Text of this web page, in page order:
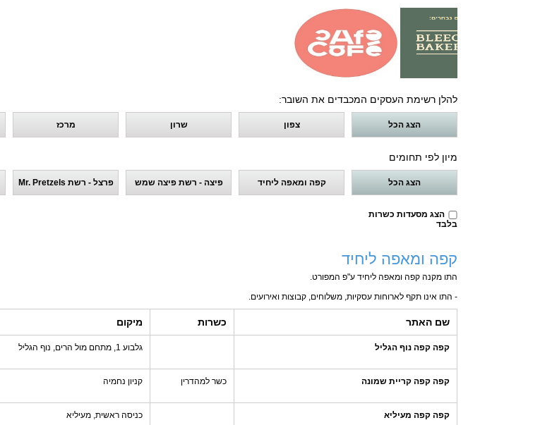
להלן רשימת העסקים המכבדים את השובר:
הצג הכל צפון שרון מרכז
מיון לפי תחומים
הצג הכל קפה ומאפה ליחיד פיצה - רשת פיצה שמש פרצל - רשת Mr. Pretzels
הצג מסעדות כשרות
בלבד
קפה ומאפה ליחיד
התו מקנה קפה ומאפה ליחיד ע"פ המפורט.
- התו אינו תקף לארוחות עסקיות, משלוחים, קבוצות ואירועים.
שם האתר כשרות מיקום
קפה קפה נוף הגליל גלבוע 1, מתחם מול הרים, נוף הגליל
קפה קפה קריית שמונה כשר למהדרין קניון נחמיה
קפה קפה מעיליא כניסה ראשית, מעיליא